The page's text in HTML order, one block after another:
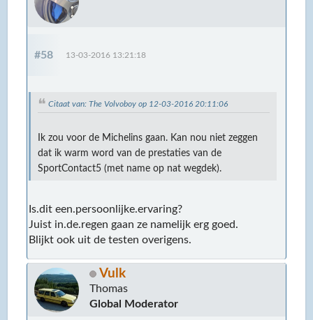
#58 13-03-2016 13:21:18
Citaat van: The Volvoboy op 12-03-2016 20:11:06
Ik zou voor de Michelins gaan. Kan nou niet zeggen
dat ik warm word van de prestaties van de
SportContact5 (met name op nat wegdek).
Is.dit een.persoonlijke.ervaring?
Juist in.de.regen gaan ze namelijk erg goed.
Blijkt ook uit de testen overigens.
Vulk
Thomas
Global Moderator